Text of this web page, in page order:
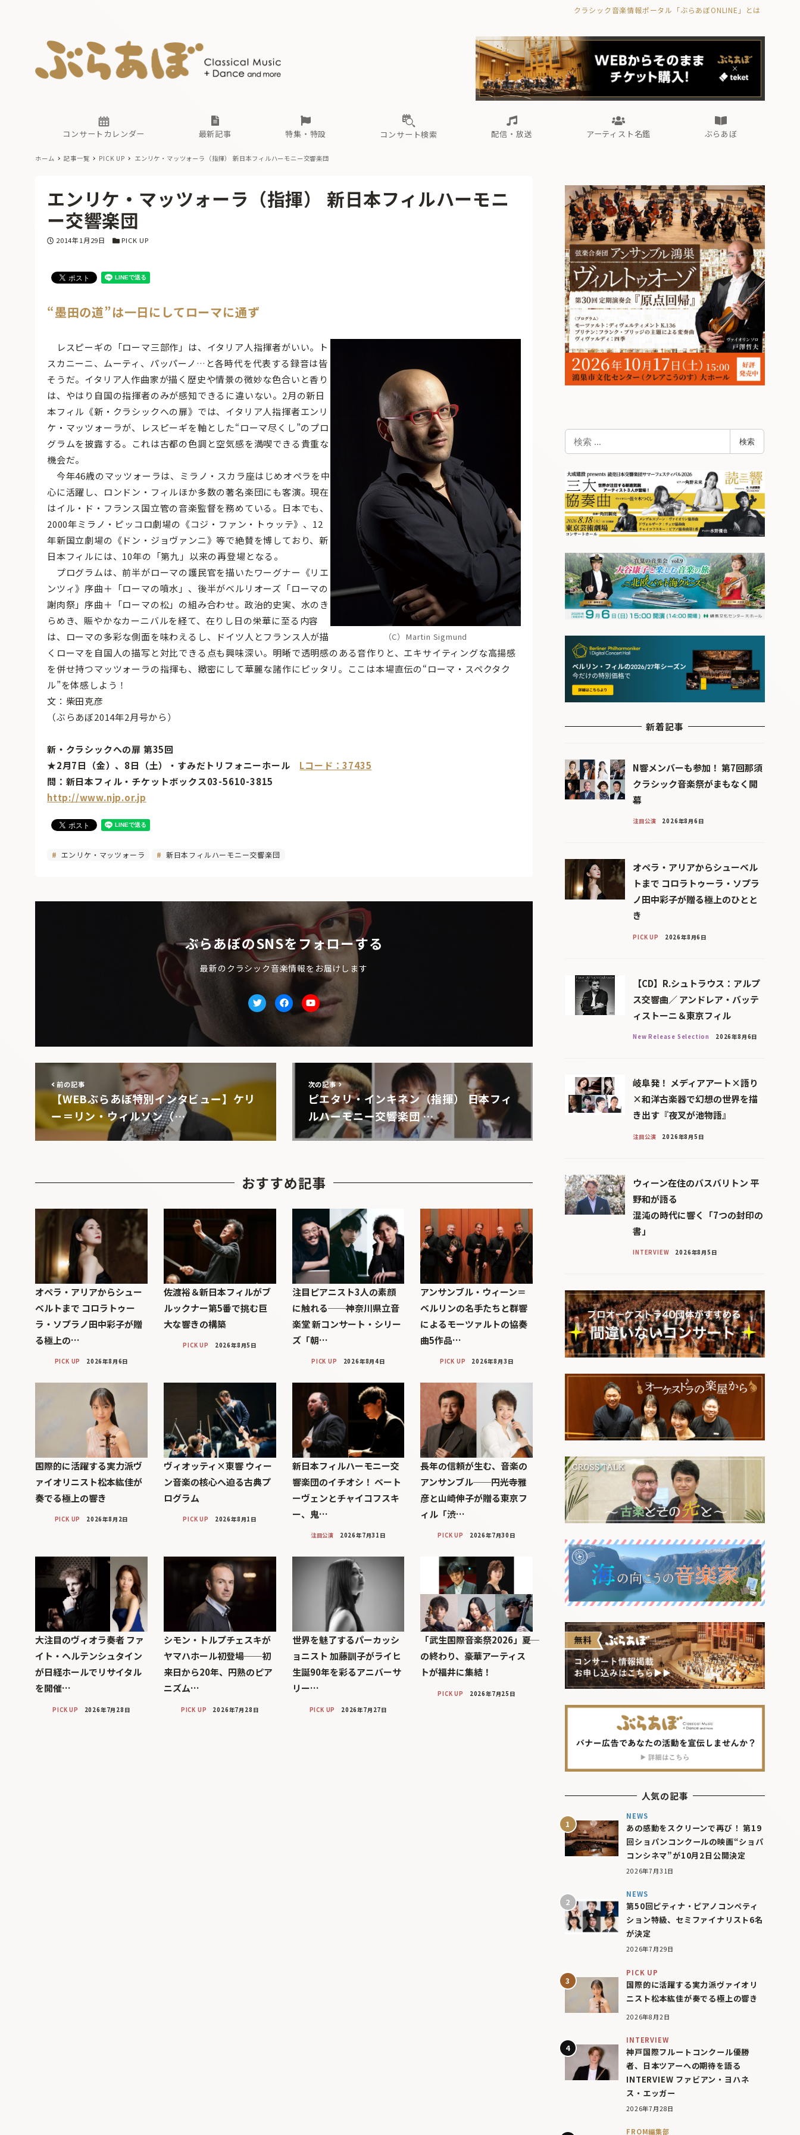
クラシック音楽情報ポータル「ぶらあぼONLINE」とは
コンサートカレンダー 最新記事
古楽とその先と オーケストラの楽屋から 海の向こうの音楽家 ぶらあぼブラス！
フォルテピアノ・オデッセイ
特集・特設
現場のプロが推す！間違いないオーケストラコンサート
過去の特集
コンサート検索 配信・放送
無料ライブ配信スケジュール 有料ライブ配信スケジュール
アーティスト名鑑
さ た な は ま や
ぶらあぼ
古楽とその先と 海の向こうの音楽家 Aからの眺望 ぶらあぼブラス！
フォルテピアノ・オデッセイ
過去の特集
無料ライブ配信スケジュール
あ か さ
ホーム 記事一覧 PICK UP エンリケ・マッツォーラ（指揮） 新日本フィルハーモニー交響楽団
エンリケ・マッツォーラ（指揮） 新日本フィルハーモニ
ー交響楽団
投稿日
2014年1月29日 カテゴリー
PICK UP
“墨田の道”は一日にしてローマに通ず
（C）Martin Sigmund
レスピーギの「ローマ三部作」は、イタリア人指揮者がいい。ト
スカニーニ、ムーティ、パッパーノ…と各時代を代表する録音は皆
そうだ。イタリア人作曲家が描く歴史や情景の微妙な色合いと香り
は、やはり自国の指揮者のみが感知できるに違いない。2月の新日
本フィル《新・クラシックへの扉》では、イタリア人指揮者エンリ
ケ・マッツォーラが、レスピーギを軸とした“ローマ尽くし”のプロ
グラムを披露する。これは古都の色調と空気感を満喫できる貴重な
機会だ。
今年46歳のマッツォーラは、ミラノ・スカラ座はじめオペラを中
心に活躍し、ロンドン・フィルほか多数の著名楽団にも客演。現在
はイル・ド・フランス国立管の音楽監督を務めている。日本でも、
2000年ミラノ・ピッコロ劇場の《コジ・ファン・トゥッテ》、12
年新国立劇場の《ドン・ジョヴァンニ》等で絶賛を博しており、新
日本フィルには、10年の「第九」以来の再登場となる。
プログラムは、前半がローマの護民官を描いたワーグナー《リエ
ンツィ》序曲＋「ローマの噴水」、後半がベルリオーズ「ローマの
謝肉祭」序曲＋「ローマの松」の組み合わせ。政治的史実、水のき
らめき、賑やかなカーニバルを経て、在りし日の栄華に至る内容
は、ローマの多彩な側面を味わえるし、ドイツ人とフランス人が描
くローマを自国人の描写と対比できる点も興味深い。明晰で透明感のある音作りと、エキサイティングな高揚感
を併せ持つマッツォーラの指揮も、緻密にして華麗な諸作にピッタリ。ここは本場直伝の“ローマ・スペクタク
ル”を体感しよう！
文：柴田克彦
（ぶらあぼ2014年2月号から）
新・クラシックへの扉 第35回
★2月7日（金）、8日（土）・すみだトリフォニーホール Lコード：37435
問：新日本フィル・チケットボックス03-5610-3815
http://www.njp.or.jp
エンリケ・マッツォーラ 新日本フィルハーモニー交響楽団
ぶらあぼのSNSをフォローする
最新のクラシック音楽情報をお届けします
TwitterfacebookYoutube
前の記事
【WEBぶらあぼ特別インタビュー】ケリ
ー＝リン・ウィルソン（…
次の記事
ピエタリ・インキネン（指揮） 日本フィ
ルハーモニー交響楽団 …
おすすめ記事
オペラ・アリアからシュー
ベルトまで コロラトゥー
ラ・ソプラノ田中彩子が贈
る極上の…
PICK UP 2026年8月6日
佐渡裕＆新日本フィルがブ
ルックナー第5番で挑む巨
大な響きの構築
PICK UP 2026年8月5日
注目ピアニスト3人の素顔
に触れる──神奈川県立音
楽堂 新コンサート・シリー
ズ「朝…
PICK UP 2026年8月4日
アンサンブル・ウィーン＝
ベルリンの名手たちと群響
によるモーツァルトの協奏
曲5作品…
PICK UP 2026年8月3日
国際的に活躍する実力派ヴ
ァイオリニスト松本紘佳が
奏でる極上の響き
PICK UP 2026年8月2日
ヴィオッティ×東響 ウィー
ン音楽の核心へ迫る古典プ
ログラム
PICK UP 2026年8月1日
新日本フィルハーモニー交
響楽団のイチオシ！ ベート
ーヴェンとチャイコフスキ
ー、鬼…
注目公演 2026年7月31日
長年の信頼が生む、音楽の
アンサンブル──円光寺雅
彦と山崎伸子が贈る東京フ
ィル「渋…
PICK UP 2026年7月30日
大注目のヴィオラ奏者 ファ
イト・ヘルテンシュタイン
が日経ホールでリサイタル
を開催…
PICK UP 2026年7月28日
シモン・トルプチェスキが
ヤマハホール初登場──初
来日から20年、円熟のピア
ニズム…
PICK UP 2026年7月28日
世界を魅了するパーカッシ
ョニスト 加藤訓子がライヒ
生誕90年を彩るアニバーサ
リー…
PICK UP 2026年7月27日
「武生国際音楽祭2026」――夏
の終わり、豪華アーティス
トが福井に集結！
PICK UP 2026年7月25日
検
索
検索
新着記事
N響メンバーも参加！ 第7回那須
クラシック音楽祭がまもなく開
幕
注目公演 2026年8月6日
オペラ・アリアからシューベル
トまで コロラトゥーラ・ソプラ
ノ田中彩子が贈る極上のひとと
き
PICK UP 2026年8月6日
【CD】R.シュトラウス：アルプ
ス交響曲／ アンドレア・バッテ
ィストーニ＆東京フィル
New Release Selection 2026年8月6日
岐阜発！ メディアアート×語り
×和洋古楽器で幻想の世界を描
き出す『夜叉が池物語』
注目公演 2026年8月5日
ウィーン在住のバスバリトン 平
野和が語る
混沌の時代に響く「7つの封印の
書」
INTERVIEW 2026年8月5日
人気の記事
NEWS
あの感動をスクリーンで再び！ 第19
回ショパンコンクールの映画“ショパ
コンシネマ”が10月2日公開決定
2026年7月31日
NEWS
第50回ピティナ・ピアノコンペティ
ション特級、セミファイナリスト6名
が決定
2026年7月29日
PICK UP
国際的に活躍する実力派ヴァイオリ
ニスト松本紘佳が奏でる極上の響き
2026年8月2日
INTERVIEW
神戸国際フルートコンクール優勝
者、日本ツアーへの期待を語る
INTERVIEW ファビアン・ヨハネ
ス・エッガー
2026年7月28日
FROM編集部